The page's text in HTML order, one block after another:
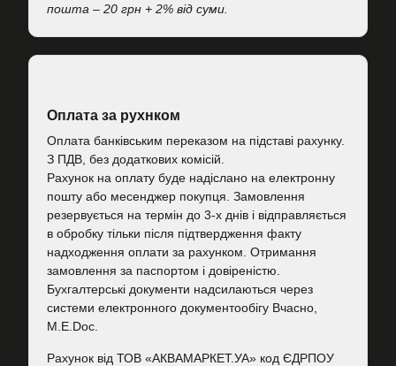
пошта – 20 грн + 2% від суми.
Оплата за рухнком
Оплата банківським переказом на підставі рахунку.
З ПДВ, без додаткових комісій.
Рахунок на оплату буде надіслано на електронну
пошту або месенджер покупця. Замовлення
резервується на термін до 3-х днів і відправляється
в обробку тільки після підтвердження факту
надходження оплати за рахунком. Отримання
замовлення за паспортом і довіреністю.
Бухгалтерські документи надсилаються через
системи електронного документообігу Вчасно,
M.E.Doc.
Рахунок від ТОВ «АКВАМАРКЕТ.УА» код ЄДРПОУ